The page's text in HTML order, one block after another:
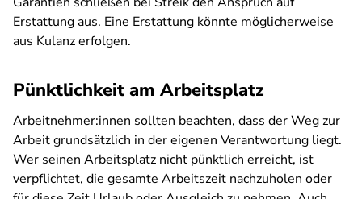
Erstattung aus. Eine Erstattung könnte möglicherweise
aus Kulanz erfolgen.
Pünktlichkeit am Arbeitsplatz
Arbeitnehmer:innen sollten beachten, dass der Weg zur
Arbeit grundsätzlich in der eigenen Verantwortung liegt.
Wer seinen Arbeitsplatz nicht pünktlich erreicht, ist
verpflichtet, die gesamte Arbeitszeit nachzuholen oder